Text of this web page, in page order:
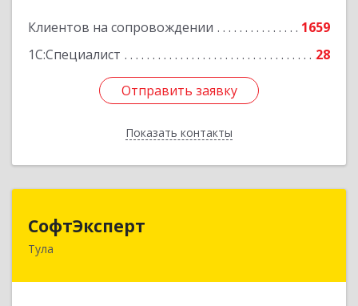
Клиентов на сопровождении
1659
1С:Специалист
28
Отправить заявку
Показать контакты
Отправить заявку
Назад
СофтЭксперт
Тула
300013, Тульская обл, Тула г, Болдина ул, дом №